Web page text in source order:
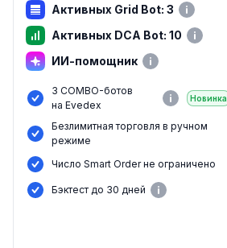
Активных Grid Bot: 3
Активных DCA Bot: 10
ИИ-помощник
3 COMBO-ботов
на Evedex
Новинка
Безлимитная торговля в ручном
режиме
Число Smart Order не ограничено
Бэктест до 30 дней